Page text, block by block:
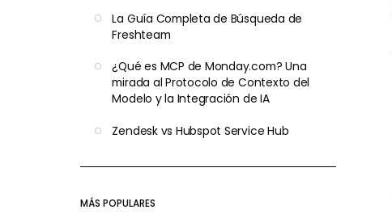
La Guía Completa de Búsqueda de
Freshteam
¿Qué es MCP de Monday.com? Una
mirada al Protocolo de Contexto del
Modelo y la Integración de IA
Zendesk vs Hubspot Service Hub
MÁS POPULARES